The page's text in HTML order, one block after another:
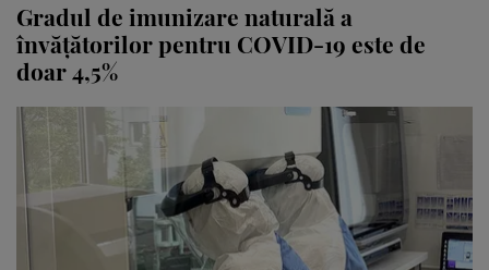
Gradul de imunizare naturală a
învățătorilor pentru COVID-19 este de
doar 4,5%